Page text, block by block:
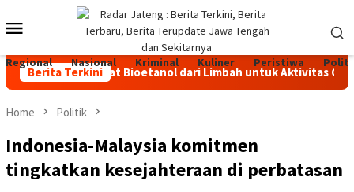
to
Mobile
Menu
Regional Nasional Kriminal Kuliner Peristiwa
Berita Terkini
Bakar Padat Bioetanol dari Limbah untuk Aktivitas Outdoor
Home Politik
Indonesia-Malaysia komitmen
tingkatkan kesejahteraan di perbatasan